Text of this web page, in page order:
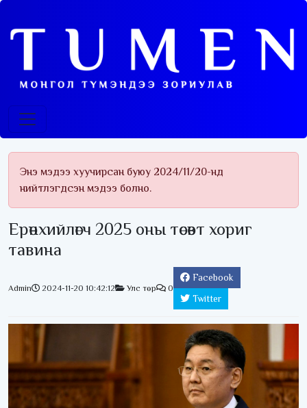
Энэ мэдээ хуучирсан буюу 2024/11/20-нд
нийтлэгдсэн мэдээ болно.
Ерөнхийлөгч 2025 оны төсөвт хориг
тавина
Admin 2024-11-20 10:42:12 Улс төр 0
Facebook
Twitter